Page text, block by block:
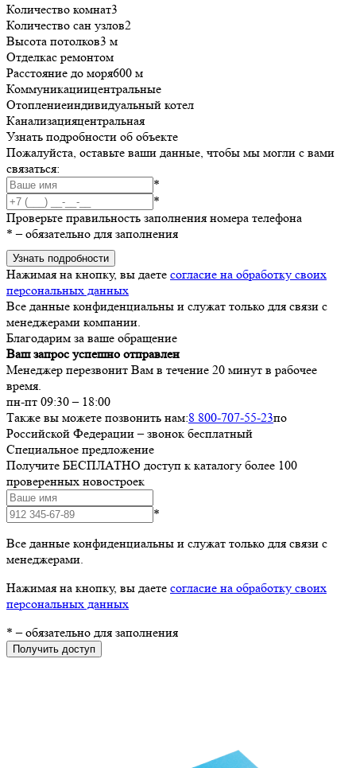
Количество комнат3
Количество сан узлов2
Высота потолков3 м
Отделкас ремонтом
Расстояние до моря600 м
Коммуникациицентральные
Отоплениеиндивидуальный котел
Канализацияцентральная
Узнать подробности об объекте
Пожалуйста, оставьте ваши данные, чтобы мы могли с вами
связаться:
*
*
Проверьте правильность заполнения номера телефона
* – обязательно для заполнения
Узнать подробности
Нажимая на кнопку, вы даете согласие на обработку своих
персональных данных
Все данные конфиденциальны и служат только для связи с
менеджерами компании.
Благодарим за ваше обращение
Ваш запрос успешно отправлен
Менеджер перезвонит Вам в течение 20 минут в рабочее
время.
пн-пт 09:30 – 18:00
Также вы можете позвонить нам:8 800-707-55-23по
Российской Федерации – звонок бесплатный
Специальное предложение
Получите БЕСПЛАТНО доступ к каталогу более 100
проверенных новостроек
*
Все данные конфиденциальны и служат только для связи с
менеджерами.
Нажимая на кнопку, вы даете согласие на обработку своих
персональных данных
* – обязательно для заполнения
Получить доступ